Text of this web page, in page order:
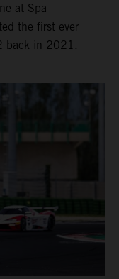
at Spa-
the first ever
back in 2021.